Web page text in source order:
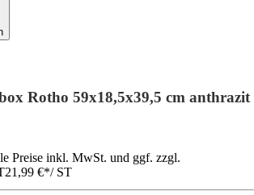
Rotho 59x18,5x39,5 cm anthrazit
Preise inkl. MwSt. und ggf. zzgl.
21,99 €*/ ST